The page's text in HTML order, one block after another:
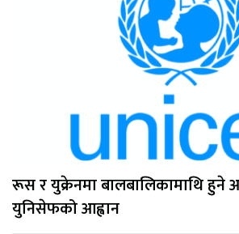
रूस र युक्रेनमा बालबालिकामाथि हुने
युनिसेफको आह्वान